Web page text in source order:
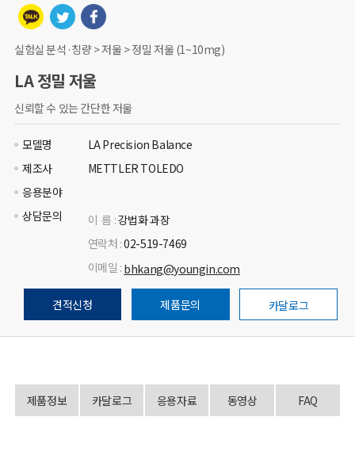
실험실 분석·칭량 > 저울 > 정밀 저울 (1~10mg)
LA 정밀 저울
신뢰할 수 있는 간단한 저울
모델명
LA Precision Balance
제조사
METTLER TOLEDO
응용분야
상담문의
이 름 :강법화 과장
연락처 :02-519-7469
이메일 : bhkang@youngin.com
견적신청 제품문의 카달로그
제품정보 카달로그 응용자료 동영상 FAQ